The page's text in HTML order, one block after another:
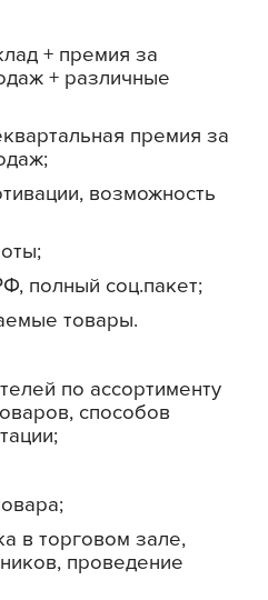
+ премия за
+ различные
премия за
возможность
полный соц.пакет;
товары.
по ассортименту
способов
в торговом зале,
проведение